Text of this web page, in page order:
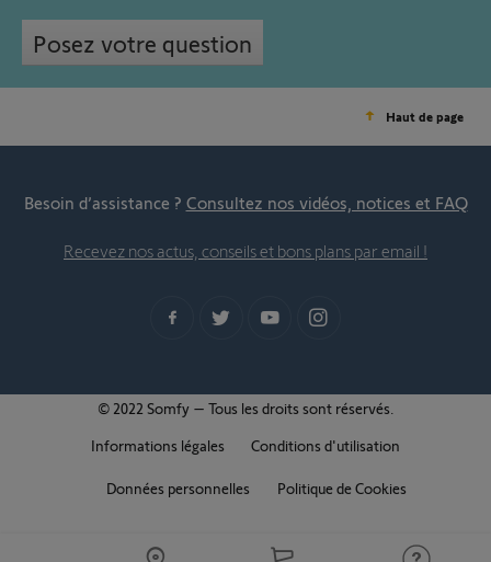
Posez votre question
Haut de page
Besoin d’assistance ? Consultez nos vidéos, notices et FAQ
Recevez nos actus, conseils et bons plans par email !
© 2022 Somfy – Tous les droits sont réservés.
Informations légales
Conditions d'utilisation
Données personnelles Politique de Cookies